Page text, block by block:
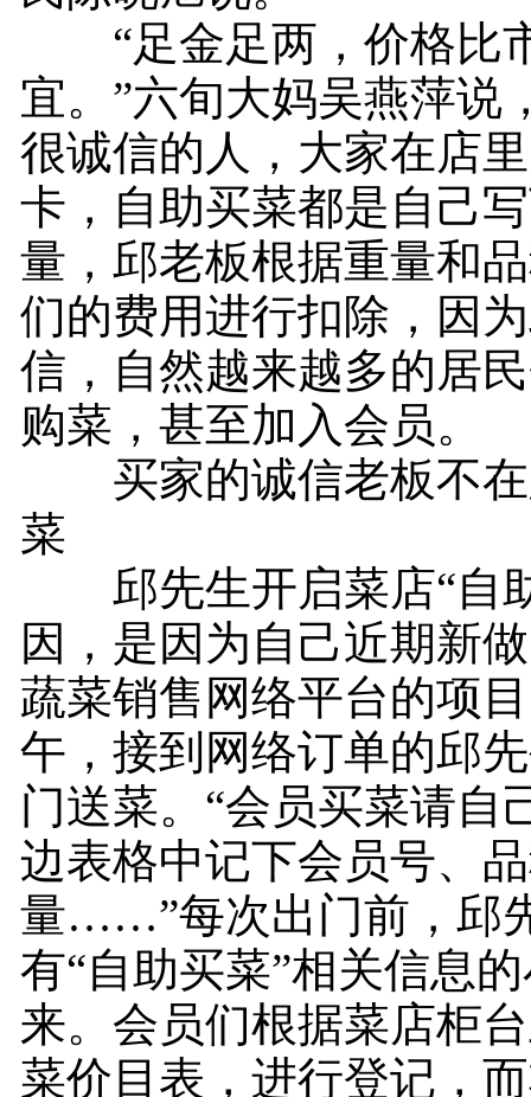
“足金足两，价格比
宜。”六旬大妈吴燕萍说
很诚信的人，大家在店
卡，自助买菜都是自己
量，邱老板根据重量和
们的费用进行扣除，因
信，自然越来越多的居
购菜，甚至加入会员。
买家的诚信老板不在
菜
邱先生开启菜店“自
因，是因为自己近期新
蔬菜销售网络平台的项
午，接到网络订单的邱
门送菜。“会员买菜请自
边表格中记下会员号、
量……”每次出门前，邱
有“自助买菜”相关信息
来。会员们根据菜店柜
菜价目表，进行登记，